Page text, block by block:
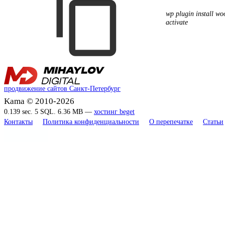
wp plugin install
activate
продвижение сайтов Санкт-Петербург
Kama © 2010-2026
0.139 sec. 5 SQL. 6.36 MB — хостинг beget
Контакты
Политика конфиденциальности О перепечатке Статьи